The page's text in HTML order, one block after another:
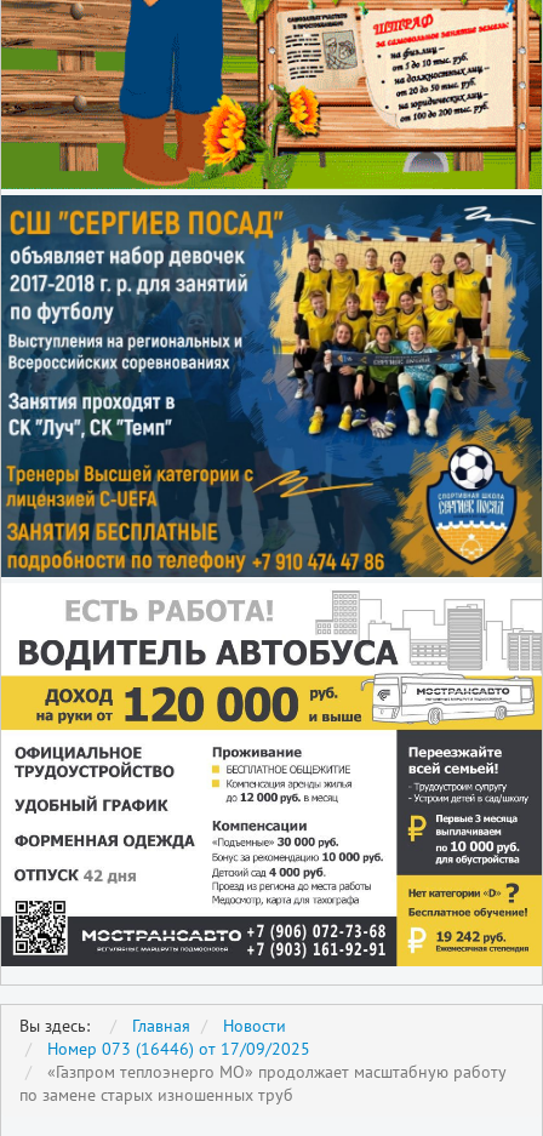
Вы здесь: Главная
Новости
Номер 073 (16446) от 17/09/2025
«Газпром теплоэнерго МО» продолжает масштабную работу
по замене старых изношенных труб